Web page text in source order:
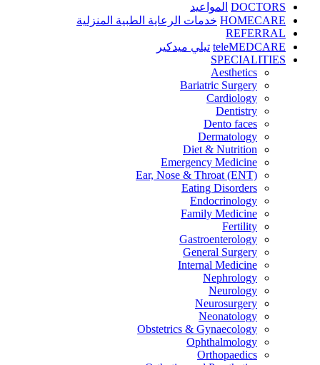
DOCTORS المواعيد
HOMECARE خدمات الرعاية الطبية المنزلية
REFERRAL
teleMEDCARE تيلي ميدكير
SPECIALITIES
Aesthetics
Bariatric Surgery
Cardiology
Dentistry
Dento faces
Dermatology
Diet & Nutrition
Emergency Medicine
Ear, Nose & Throat (ENT)
Eating Disorders
Endocrinology
Family Medicine
Fertility
Gastroenterology
General Surgery
Internal Medicine
Nephrology
Neurology
Neurosurgery
Neonatology
Obstetrics & Gynaecology
Ophthalmology
Orthopaedics